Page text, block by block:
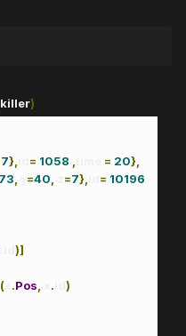
killer)
7}, = 1058 = 20},
=40 =7}, = 10196
)]
( .Pos .
)